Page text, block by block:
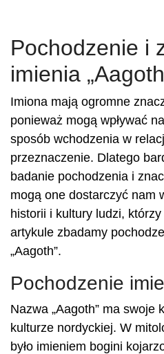
Pochodzenie i
imienia
Imiona mają ogromne
ponieważ mogą wpływać
sposób wchodzenia w
przeznaczenie. Dlatego
badanie pochodzenia i
mogą one dostarczyć nam
historii i kultury ludzi,
artykule zbadamy
„Aagoth”.
Pochodzenie
Nazwa „Aagoth” ma swoje
kulturze nordyckiej. W
było imieniem bogini